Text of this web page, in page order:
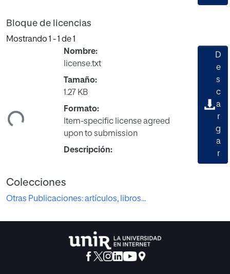
Bloque de licencias
Mostrando 1 - 1 de 1
Nombre:
license.txt
Tamaño:
1.27 KB
Formato:
Item-specific license agreed
upon to submission
Descripción:
D
e
s
c
a
r
g
a
r
Colecciones
Otras Publicaciones: artículos, libros...